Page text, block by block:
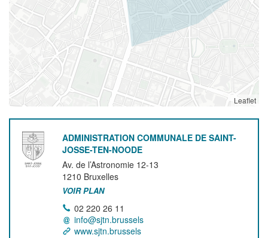
Leaflet
ADMINISTRATION COMMUNALE DE SAINT-
JOSSE-TEN-NOODE
Av. de l’Astronomie 12-13
1210 Bruxelles
VOIR PLAN
02 220 26 11
info@sjtn.brussels
www.sjtn.brussels